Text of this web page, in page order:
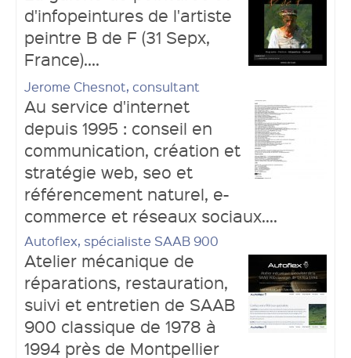
d'infopeintures de l'artiste
peintre B de F (31 Sepx,
France)....
Jerome Chesnot, consultant
Au service d'internet
depuis 1995 : conseil en
communication, création et
stratégie web, seo et
référencement naturel, e-
commerce et réseaux sociaux....
Autoflex, spécialiste SAAB 900
Atelier mécanique de
réparations, restauration,
suivi et entretien de SAAB
900 classique de 1978 à
1994 près de Montpellier